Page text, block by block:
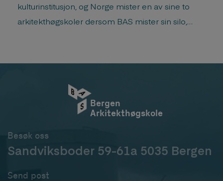
kulturinstitusjon, og Norge mister en av sine to
arkitekthøgskoler dersom BAS mister sin silo,
Bergen
Arkitekthøgskole
Besøk oss
Sandviksboder 59-61a 5035 Bergen
Send post